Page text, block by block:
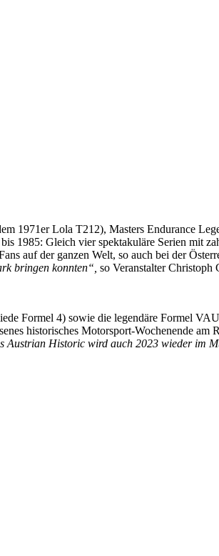
1971er Lola T212), Masters Endurance
1985: Gleich vier spektakuläre Serien mit
auf der ganzen Welt, so auch bei der
bringen konnten“, so Veranstalter Christoph
Formel 4) sowie die legendäre Formel
historisches Motorsport-Wochenende am
Austrian Historic wird auch 2023 wieder im